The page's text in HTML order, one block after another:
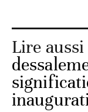
Lire aussi